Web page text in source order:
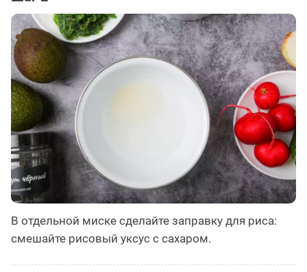
В отдельной миске сделайте заправку для риса:
смешайте рисовый уксус с сахаром.